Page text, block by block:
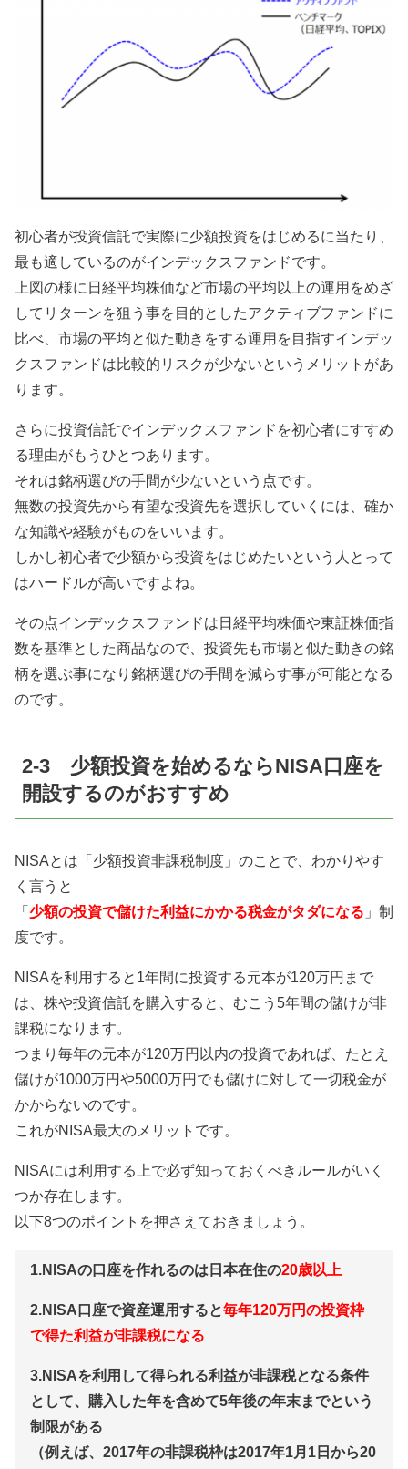
初心者が投資信託で実際に少額投資をはじめるに当たり、
最も適しているのがインデックスファンドです。
上図の様に日経平均株価など市場の平均以上の運用をめざ
してリターンを狙う事を目的としたアクティブファンドに
比べ、市場の平均と似た動きをする運用を目指すインデッ
クスファンドは比較的リスクが少ないというメリットがあ
ります。
さらに投資信託でインデックスファンドを初心者にすすめ
る理由がもうひとつあります。
それは銘柄選びの手間が少ないという点です。
無数の投資先から有望な投資先を選択していくには、確か
な知識や経験がものをいいます。
しかし初心者で少額から投資をはじめたいという人とって
はハードルが高いですよね。
その点インデックスファンドは日経平均株価や東証株価指
数を基準とした商品なので、投資先も市場と似た動きの銘
柄を選ぶ事になり銘柄選びの手間を減らす事が可能となる
のです。
2-3 少額投資を始めるならNISA口座を
開設するのがおすすめ
NISAとは「少額投資非課税制度」のことで、わかりやす
く言うと
「 少額の投資で儲けた利益にかかる税金がタダになる 」制
度です。
NISAを利用すると1年間に投資する元本が120万円まで
は、株や投資信託を購入すると、むこう5年間の儲けが非
課税になります。
つまり毎年の元本が120万円以内の投資であれば、たとえ
儲けが1000万円や5000万円でも儲けに対して一切税金が
かからないのです。
これがNISA最大のメリットです。
NISAには利用する上で必ず知っておくべきルールがいく
つか存在します。
以下8つのポイントを押さえておきましょう。
1.NISAの口座を作れるのは日本在住の20歳以上
2.NISA口座で資産運用すると毎年120万円の投資枠
で得た利益が非課税になる
3.NISAを利用して得られる利益が非課税となる条件
として、購入した年を含めて5年後の年末までという
制限がある
（例えば、2017年の非課税枠は2017年1月1日から20